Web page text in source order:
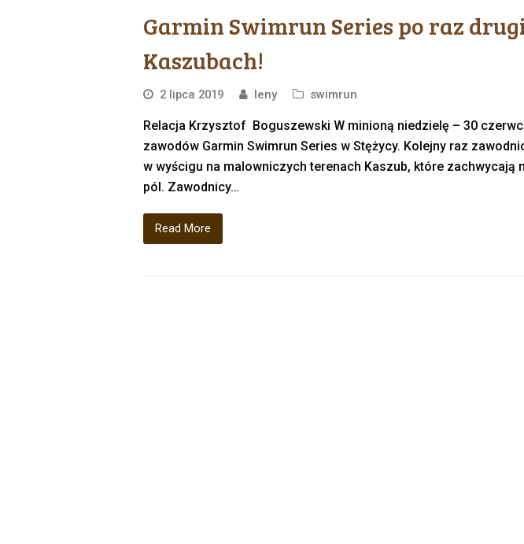
Garmin Swimrun Series po raz
Kaszubach!
2 lipca 2019 leny swimrun
Relacja Krzysztof Boguszewski W minioną niedzielę – 30
zawodów Garmin Swimrun Series w Stężycy. Kolejny raz
w wyścigu na malowniczych terenach Kaszub, które zachwycają
pól. Zawodnicy…
Read More